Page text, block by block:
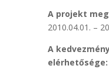
A projekt
2010.04.01. –
A
elérhetősége: